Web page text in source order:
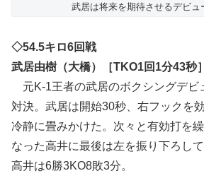
武居は将来を期待させるデビュ
◇54.5キロ6回戦
武居由樹（大橋）［TKO1回1分43秒
元K-1王者の武居のボクシングデビ
対決。武居は開始30秒、右フックを
冷静に畳みかけた。次々と有効打を
なった高井に最後は左を振り下ろし
高井は6勝3KO8敗3分。